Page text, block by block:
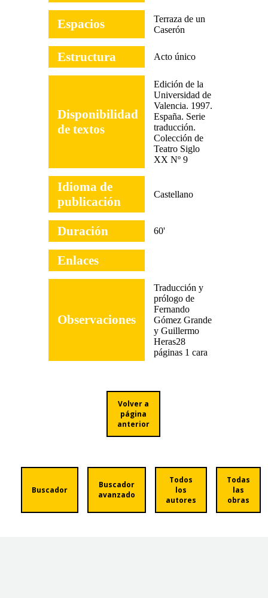
Espacios
Terraza de un
Caserón
Estructura Acto único
Disponibilidad
de textos
Edición de la
Universidad de
Valencia. 1997.
España. Serie
traducción.
Colección de
Teatro Siglo
XX Nº 9
Idioma de
publicación
Castellano
Duración 60'
Enlaces
Observaciones
Traducción y
prólogo de
Fernando
Gómez Grande
y Guillermo
Heras28
páginas 1 cara
Volver a
página
anterior
Buscador
Buscador
avanzado
Todos
los
autores
Todas
las
obras